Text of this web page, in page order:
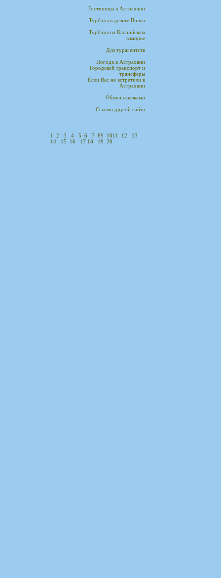
Гостиницы в Астрахани
Турбазы в дельте Волги
Турбазы на Каспийском
взморье
Для турагентств
Погода в Астрахани
Городской транспорт и
трансферы
Если Вас не встретили в
Астрахани
Обмен ссылками
Ссылки друзей сайта
1 2 3 4 5 6 7 89 1011 12
13
14
15 16 17 18 19 20